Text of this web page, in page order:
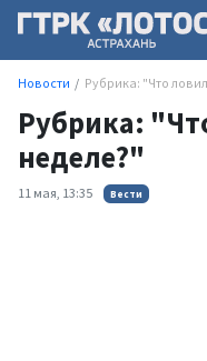
Новости Рубрика: "Что
Рубрика:
неделе?"
11 мая, 13:35 Вести